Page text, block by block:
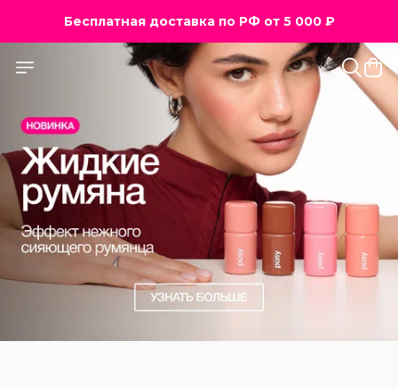
Бесплатная доставка по РФ от 5 000 ₽
Бесплатная доставка по РФ от 5 000 ₽